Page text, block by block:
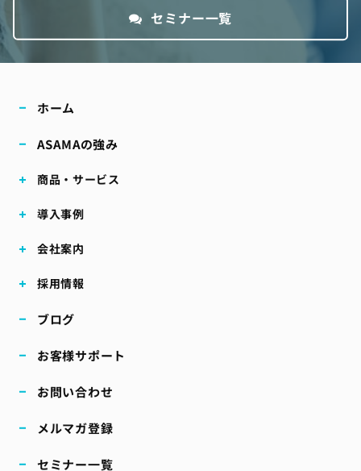
セミナー一覧
ホーム
ASAMAの強み
商品・サービス
導入事例
会社案内
採用情報
ブログ
お客様サポート
お問い合わせ
メルマガ登録
セミナー一覧